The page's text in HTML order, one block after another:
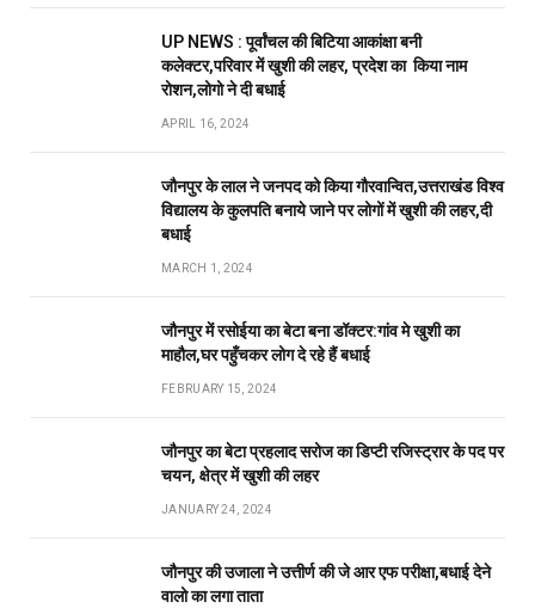
UP NEWS : पूर्वांचल की बिटिया आकांक्षा बनी
कलेक्टर,परिवार में खुशी की लहर, प्रदेश का किया नाम
रोशन,लोगो ने दी बधाई
APRIL 16, 2024
जौनपुर के लाल ने जनपद को किया गौरवान्वित,उत्तराखंड विश्व
विद्यालय के कुलपति बनाये जाने पर लोगों में खुशी की लहर,दी
बधाई
MARCH 1, 2024
जौनपुर में रसोईया का बेटा बना डॉक्टर:गांव मे खुशी का
माहौल,घर पहुँचकर लोग दे रहे हैं बधाई
FEBRUARY 15, 2024
जौनपुर का बेटा प्रहलाद सरोज का डिप्टी रजिस्ट्रार के पद पर
चयन, क्षेत्र में खुशी की लहर
JANUARY 24, 2024
जौनपुर की उजाला ने उत्तीर्ण की जे आर एफ परीक्षा,बधाई देने
वालो का लगा ताता